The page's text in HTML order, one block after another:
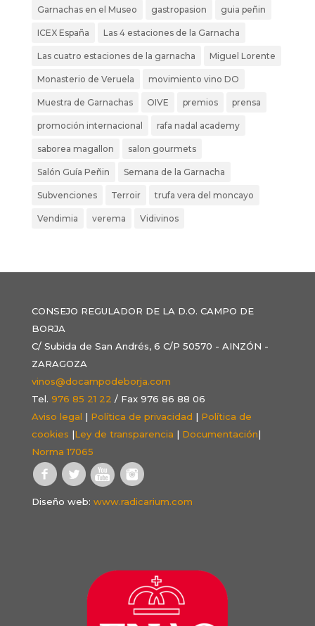
Garnachas en el Museo gastropasion guia peñin
ICEX España Las 4 estaciones de la Garnacha
Las cuatro estaciones de la garnacha Miguel Lorente
Monasterio de Veruela movimiento vino DO
Muestra de Garnachas OIVE premios prensa
promoción internacional rafa nadal academy
saborea magallon salon gourmets
Salón Guía Peñin Semana de la Garnacha
Subvenciones Terroir trufa vera del moncayo
Vendimia verema Vidivinos
CONSEJO REGULADOR DE LA D.O. CAMPO DE
BORJA
C/ Subida de San Andrés, 6 C/P 50570 - AINZÓN -
ZARAGOZA
vinos@docampodeborja.com
Tel. 976 85 21 22 / Fax 976 86 88 06
Aviso legal | Política de privacidad | Política de
cookies |Ley de transparencia | Documentación|
Norma 17065
Diseño web: www.radicarium.com